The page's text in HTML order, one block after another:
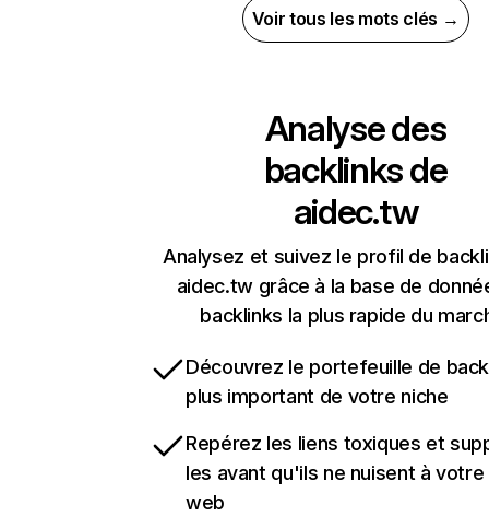
Voir tous les mots clés →
Analyse des
backlinks de
aidec.tw
Analysez et suivez le profil de
aidec.tw grâce à la base de
backlinks la plus rapide du
Découvrez le portefeuille de
plus important de votre niche
Repérez les liens toxiques et
les avant qu'ils ne nuisent à
web